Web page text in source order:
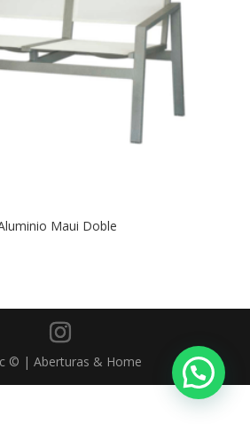
Maui Doble
© | Aberturas & Home